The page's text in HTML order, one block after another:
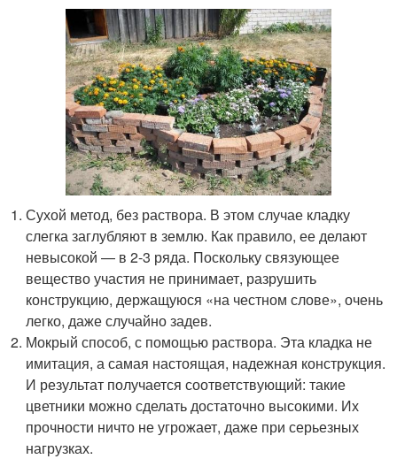
Сухой метод, без раствора. В этом случае кладку
слегка заглубляют в землю. Как правило, ее делают
невысокой — в 2-3 ряда. Поскольку связующее
вещество участия не принимает, разрушить
конструкцию, держащуюся «на честном слове», очень
легко, даже случайно задев.
Мокрый способ, с помощью раствора. Эта кладка не
имитация, а самая настоящая, надежная конструкция.
И результат получается соответствующий: такие
цветники можно сделать достаточно высокими. Их
прочности ничто не угрожает, даже при серьезных
нагрузках.